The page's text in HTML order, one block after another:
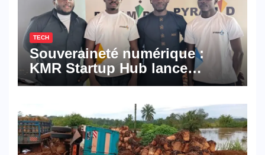
TECH
Souveraineté numérique :
KMR Startup Hub lance
Pyramid Browser et Pyramid
numériques made in
Cameroon